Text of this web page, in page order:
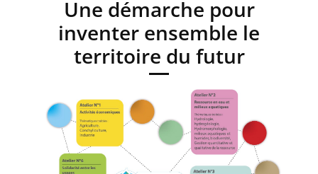
Une démarche pour
inventer ensemble le
territoire du futur